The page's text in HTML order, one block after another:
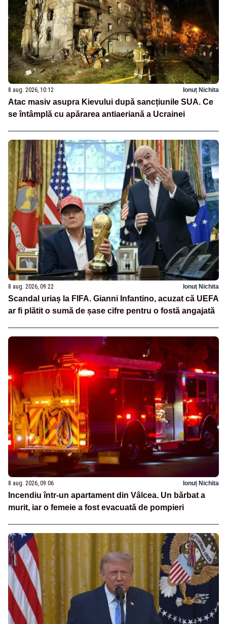
8 aug. 2026, 10:12 Ionuț Nichita
Atac masiv asupra Kievului după sancțiunile SUA. Ce
se întâmplă cu apărarea antiaeriană a Ucrainei
8 aug. 2026, 09:22 Ionuț Nichita
Scandal uriaș la FIFA. Gianni Infantino, acuzat că UEFA
ar fi plătit o sumă de șase cifre pentru o fostă angajată
8 aug. 2026, 09:06 Ionuț Nichita
Incendiu într-un apartament din Vâlcea. Un bărbat a
murit, iar o femeie a fost evacuată de pompieri